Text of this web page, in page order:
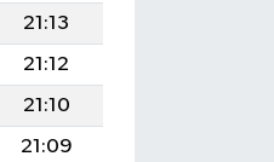
21:13
21:12
21:10
21:09